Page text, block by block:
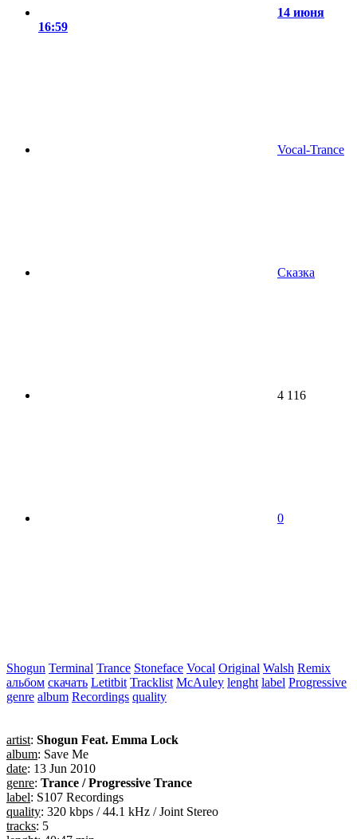
14 июня
16:59
Vocal-Trance
Сказка
4 116
0
Shogun Terminal Trance Stoneface Vocal Original Walsh Remix
альбом скачать Letitbit Tracklist McAuley lenght label Progressive
genre album Recordings quality
artist: Shogun Feat. Emma Lock
album: Save Me
date: 13 Jun 2010
genre: Trance / Progressive Trance
label: S107 Recordings
quality: 320 kbps / 44.1 kHz / Joint Stereo
tracks: 5